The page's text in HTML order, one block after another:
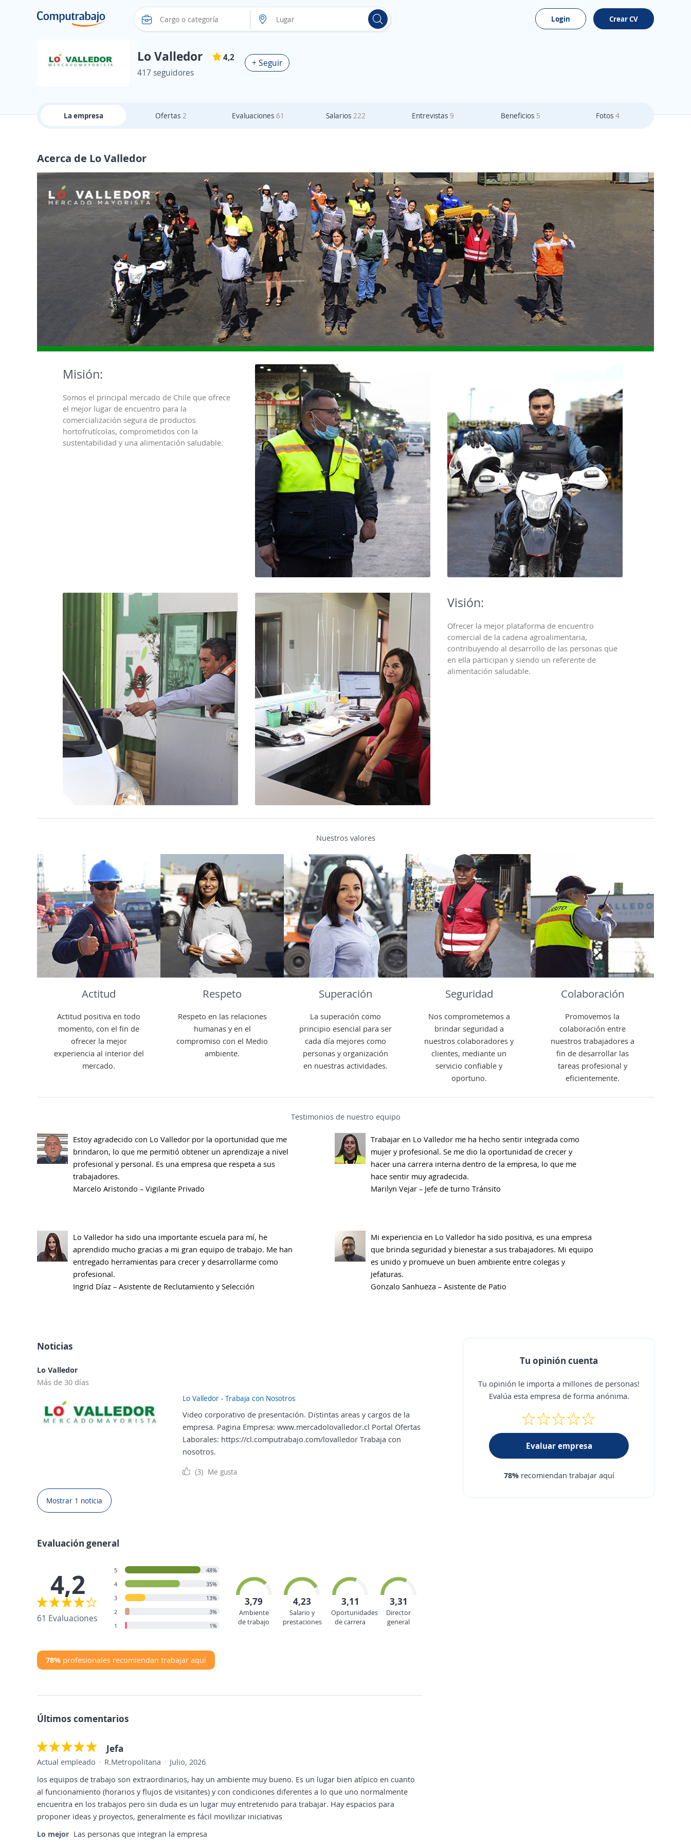
Login Crear CV
Lo Valledor
4,2
417 seguidores
+ Seguir
La empresa Ofertas 2 Evaluaciones 61 Salarios 222 Entrevistas 9 Beneficios 5 Fotos 4
Acerca de Lo Valledor
Misión:
Somos el principal mercado de Chile que ofrece
el mejor lugar de encuentro para la
comercialización segura de productos
hortofrutícolas, comprometidos con la
sustentabilidad y una alimentación saludable.
Visión:
Ofrecer la mejor plataforma de encuentro
comercial de la cadena agroalimentaria,
contribuyendo al desarrollo de las personas que
en ella participan y siendo un referente de
alimentación saludable.
Nuestros valores
Actitud
Actitud positiva en todo
momento, con el fin de
ofrecer la mejor
experiencia al interior del
mercado.
Respeto
Respeto en las relaciones
humanas y en el
compromiso con el Medio
ambiente.
Superación
La superación como
principio esencial para ser
cada día mejores como
personas y organización
en nuestras actividades.
Seguridad
Nos comprometemos a
brindar seguridad a
nuestros colaboradores y
clientes, mediante un
servicio confiable y
oportuno.
Colaboración
Promovemos la
colaboración entre
nuestros trabajadores a
fin de desarrollar las
tareas profesional y
eficientemente.
Testimonios de nuestro equipo
Estoy agradecido con Lo Valledor por la oportunidad que me
brindaron, lo que me permitió obtener un aprendizaje a nivel
profesional y personal. Es una empresa que respeta a sus
trabajadores.
Marcelo Aristondo – Vigilante Privado
Trabajar en Lo Valledor me ha hecho sentir integrada como
mujer y profesional. Se me dio la oportunidad de crecer y
hacer una carrera interna dentro de la empresa, lo que me
hace sentir muy agradecida.
Marilyn Vejar – Jefe de turno Tránsito
Lo Valledor ha sido una importante escuela para mí, he
aprendido mucho gracias a mi gran equipo de trabajo. Me han
entregado herramientas para crecer y desarrollarme como
profesional.
Ingrid Díaz – Asistente de Reclutamiento y Selección
Mi experiencia en Lo Valledor ha sido positiva, es una empresa
que brinda seguridad y bienestar a sus trabajadores. Mi equipo
es unido y promueve un buen ambiente entre colegas y
jefaturas.
Gonzalo Sanhueza – Asistente de Patio
Noticias
Lo Valledor
Más de 30 días
Lo Valledor - Trabaja con Nosotros
Video corporativo de presentación. Distintas areas y cargos de la
empresa. Pagina Empresa: www.mercadolovalledor.cl Portal Ofertas
Laborales: https://cl.computrabajo.com/lovalledor Trabaja con
nosotros.
(3) Me gusta
Mostrar 1 noticia
Evaluación general
4,2
61 Evaluaciones
5
48%
4
35%
3
13%
2
3%
1
1%
3,79
Ambiente
de trabajo
4,23
Salario y
prestaciones
3,11
Oportunidades
de carrera
3,31
Director
general
78% profesionales recomiendan trabajar aquí
Últimos comentarios
Jefa
Actual empleado R.Metropolitana
Julio, 2026
los equipos de trabajo son extraordinarios, hay un ambiente muy bueno. Es un lugar bien atípico en cuanto
al funcionamiento (horarios y flujos de visitantes) y con condiciones diferentes a lo que uno normalmente
encuentra en los trabajos pero sin duda es un lugar muy entretenido para trabajar. Hay espacios para
proponer ideas y proyectos, generalmente es fácil movilizar iniciativas
Lo mejor Las personas que integran la empresa
Tu opinión cuenta
Tu opinión le importa a millones de personas!
Evalúa esta empresa de forma anónima.
Evaluar empresa
78%recomiendan trabajar aquí